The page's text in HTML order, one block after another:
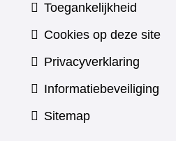
Toegankelijkheid
Cookies op deze site
Privacyverklaring
Informatiebeveiliging
Sitemap